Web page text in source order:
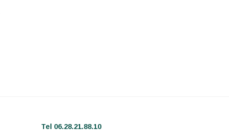
Tel 06.28.21.88.10